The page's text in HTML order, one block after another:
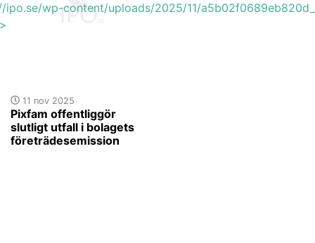
wp-content/uploads/2025/11/
11 nov 2025
Pixfam offentliggör
slutligt utfall i bolagets
företrädesemission